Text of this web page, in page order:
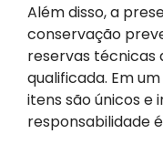
Além disso, a
conservação
reservas técnicas
qualificada. Em
itens são únicos e
responsabilidade